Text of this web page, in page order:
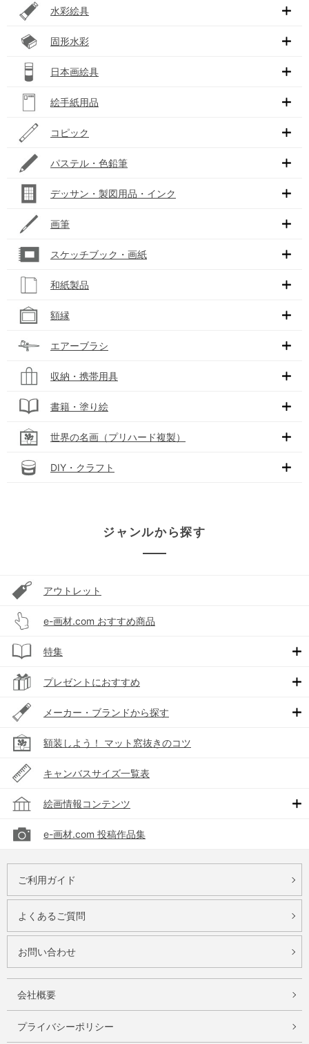
水彩絵具
固形水彩
日本画絵具
絵手紙用品
コピック
パステル・色鉛筆
デッサン・製図用品・インク
画筆
スケッチブック・画紙
和紙製品
額縁
エアーブラシ
収納・携帯用具
書籍・塗り絵
世界の名画（プリハード複製）
DIY・クラフト
ジャンルから探す
アウトレット
e-画材.com おすすめ商品
特集
プレゼントにおすすめ
メーカー・ブランドから探す
額装しよう！ マット窓抜きのコツ
キャンバスサイズ一覧表
絵画情報コンテンツ
e-画材.com 投稿作品集
ご利用ガイド
よくあるご質問
お問い合わせ
会社概要
プライバシーポリシー